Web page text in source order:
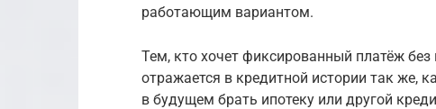
работающим вариантом.
Тем, кто хочет фиксированный платёж
отражается в кредитной истории так же,
в будущем брать ипотеку или другой